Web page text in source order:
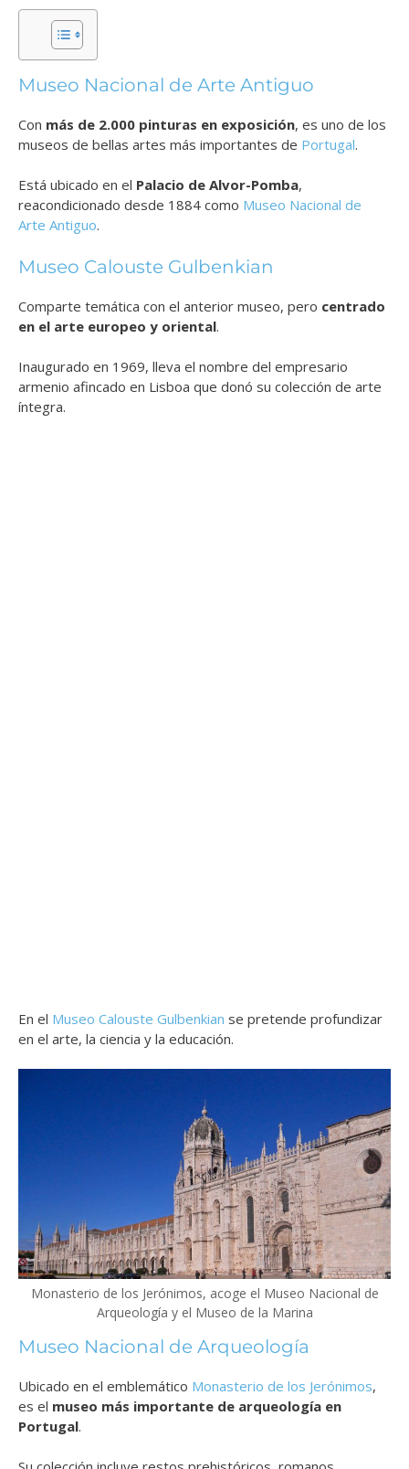
Museo Nacional de Arte Antiguo
Con más de 2.000 pinturas en exposición, es uno de los
museos de bellas artes más importantes de Portugal.
Está ubicado en el Palacio de Alvor-Pomba,
reacondicionado desde 1884 como Museo Nacional de
Arte Antiguo.
Museo Calouste Gulbenkian
Comparte temática con el anterior museo, pero centrado
en el arte europeo y oriental.
Inaugurado en 1969, lleva el nombre del empresario
armenio afincado en Lisboa que donó su colección de arte
íntegra.
En el Museo Calouste Gulbenkian se pretende profundizar
en el arte, la ciencia y la educación.
Monasterio de los Jerónimos, acoge el Museo Nacional de
Arqueología y el Museo de la Marina
Museo Nacional de Arqueología
Ubicado en el emblemático Monasterio de los Jerónimos,
es el museo más importante de arqueología en
Portugal.